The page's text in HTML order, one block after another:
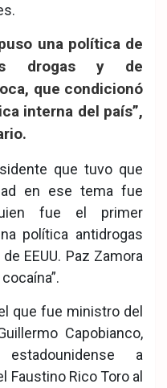
una política de
drogas y de
que condicionó
interna del país”,
que tuvo que
en ese tema fue
fue el primer
política antidrogas
EEUU. Paz Zamora
que fue ministro del
Capobianco,
a
Faustino Rico Toro al